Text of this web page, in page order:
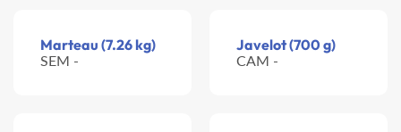
Marteau (7.26 kg)
SEM -
Javelot (700 g)
CAM -